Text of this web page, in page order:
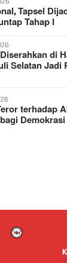
Tapsel
Tahap I
di
Selatan Jadi
terhadap
Demokrasi